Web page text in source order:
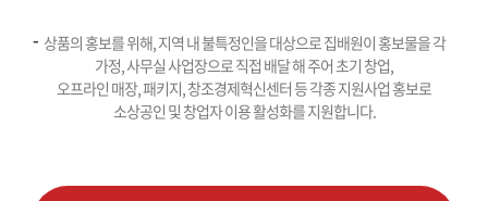
상품의 홍보를 위해, 지역 내 불특정인을 대상으로 집배원이 홍보물을 각
가정, 사무실 사업장으로 직접 배달 해 주어 초기 창업,
오프라인 매장, 패키지, 창조경제혁신센터 등 각종 지원사업 홍보로
소상공인 및 창업자 이용 활성화를 지원합니다.